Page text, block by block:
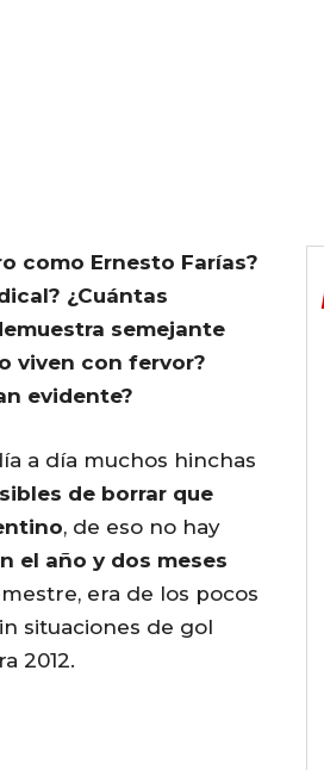
como Ernesto Farías?
¿Cuántas
semejante
viven con fervor?
evidente?
a día muchos hinchas
de borrar que
, de eso no hay
el año y dos meses
era de los pocos
situaciones de gol
2012.